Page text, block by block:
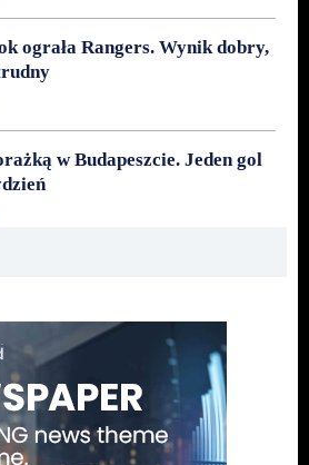
ograła Rangers. Wynik dobry,
w Budapeszcie. Jeden gol